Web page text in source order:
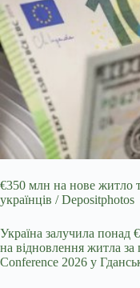
€350 млн на нове житло
українців / Depositphotos
Україна залучила понад
на відновлення житла за
Conference 2026 у